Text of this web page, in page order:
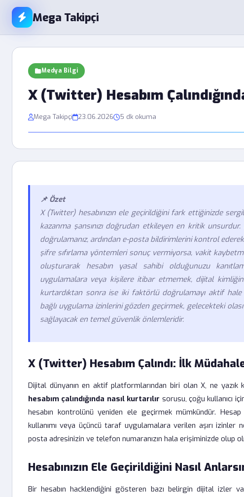
Mega Takipçi
Medya Bilgi
X (Twitter) Hesabım
Mega Takipçi 23.06.2026 5 dk okuma
📌 Özet
X (Twitter) hesabınızın ele geçirildiğini fark ettiğinizde
kazanma şansınızı doğrudan etkileyen en kritik
doğrulamanız, ardından e-posta bildirimlerini kontrol
şifre sıfırlama yöntemleri sonuç vermiyorsa, vakit
oluşturarak hesabın yasal sahibi olduğunuzu
uygulamalara veya kişilere itibar etmemek, dijital
kurtardıktan sonra ise iki faktörlü doğrulamayı aktif
bağlı uygulama izinlerini gözden geçirmek, gelecekteki
sağlayacak en temel güvenlik önlemleridir.
X (Twitter) Hesabım Çalındı: İlk
Dijital dünyanın en aktif platformlarından biri olan X, ne
hesabım çalındığında nasıl kurtarılır sorusu, çoğu kullanıcı
hesabın kontrolünü yeniden ele geçirmek mümkündür. Hesap
kullanımı veya üçüncü taraf uygulamalara verilen aşırı izinler
posta adresinizin ve telefon numaranızın hala erişiminizde olup
Hesabınızın Ele Geçirildiğini Nasıl
Bir hesabın hacklendiğini gösteren bazı belirgin dijital izler